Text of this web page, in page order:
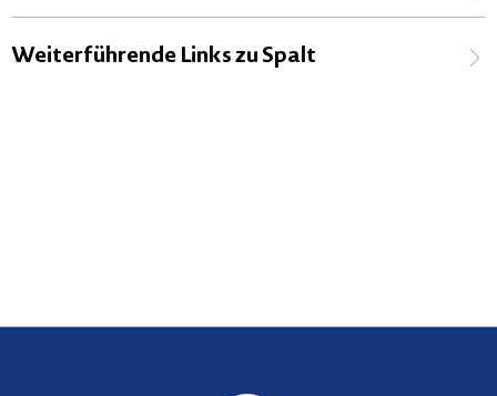
Weiterführende Links zu Spalt